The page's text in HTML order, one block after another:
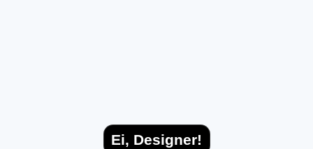
Ei, Designer!